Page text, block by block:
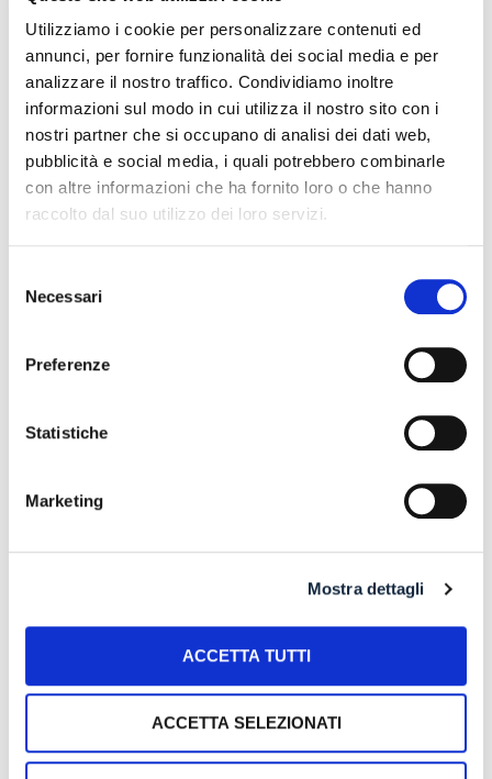
Utilizziamo i cookie per personalizzare contenuti ed
annunci, per fornire funzionalità dei social media e per
analizzare il nostro traffico. Condividiamo inoltre
informazioni sul modo in cui utilizza il nostro sito con i
nostri partner che si occupano di analisi dei dati web,
pubblicità e social media, i quali potrebbero combinarle
con altre informazioni che ha fornito loro o che hanno
raccolto dal suo utilizzo dei loro servizi.
delNecessari
Preferenze
Statistiche
Marketing
Mostra dettagli
ACCETTA TUTTI
ACCETTA SELEZIONATI
Recent Posts
Latest Popular
IL DDL S.1595: NUOVE REGOLE SULLA CHIUSURA
31 July 2026
RISTRUTTURAZIONE DEI DEBITI DEL
CESSATO CHE INTENDA RISTRUTTURARE DEBITI
DERIVANTI DALLA PRECEDENTE ATTIVITA’
INADEMPIENTE DEI SANITARI – Gestione della
gravidanza ed omessa diagnosi della sindrome di
17 July 2026